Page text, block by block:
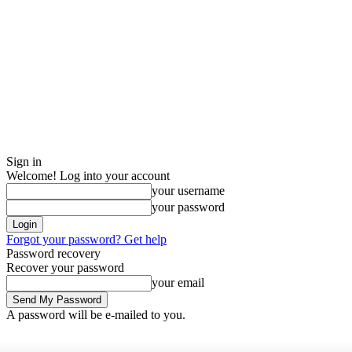
Sign in
Welcome! Log into your account
your username
your password
Forgot your password? Get help
Password recovery
Recover your password
your email
A password will be e-mailed to you.